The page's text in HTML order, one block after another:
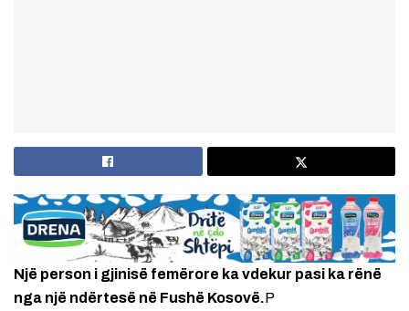
Një person i gjinisë femërore ka vdekur pasi ka rënë
nga një ndërtesë në Fushë Kosovë.P